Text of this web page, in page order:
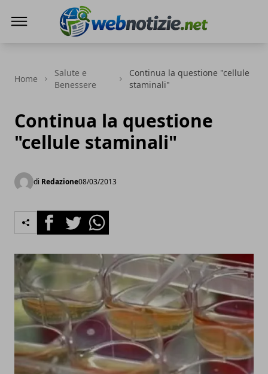
Home
Salute e
Benessere
Continua la questione "cellule
staminali"
Continua la questione
"cellule staminali"
di Redazione08/03/2013
FacebookTwitterWhatsapp